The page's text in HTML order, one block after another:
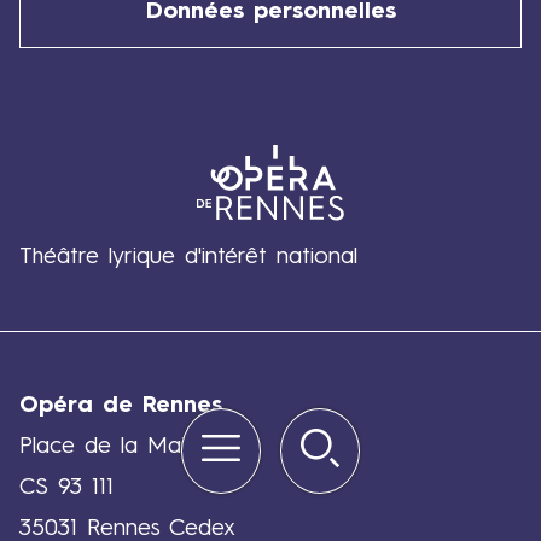
Données personnelles
Théâtre lyrique d'intérêt national
Opéra de Rennes
Place de la Mairie
CS 93 111
35031 Rennes Cedex
Quick
links
Menu Rechercher